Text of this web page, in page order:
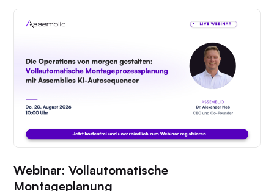
Webinar: Vollautomatische
Montageplanung